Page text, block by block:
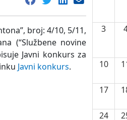
broj: 4/10, 5/11,
(“Službene novine
Javni konkurs za
Javni konkurs.
3
10
17
24